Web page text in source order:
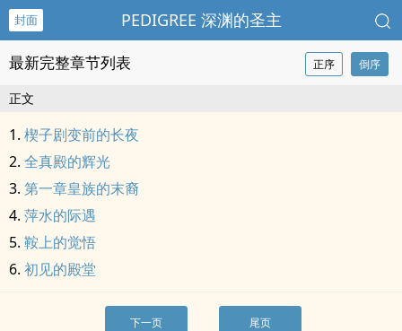
封面 PEDIGREE 深渊的圣主
最新完整章节列表 正序 倒序
正文
楔子剧变前的长夜
全真殿的辉光
第一章皇族的末裔
萍水的际遇
鞍上的觉悟
初见的殿堂
下一页 尾页